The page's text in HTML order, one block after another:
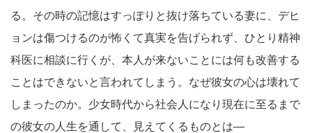
る。その時の記憶はすっぽりと抜け落ちている妻に、デヒ
ョンは傷つけるのが怖くて真実を告げられず、ひとり精神
科医に相談に行くが、本人が来ないことには何も改善する
ことはできないと言われてしまう。なぜ彼女の心は壊れて
しまったのか。少女時代から社会人になり現在に至るまで
の彼女の人生を通して、見えてくるものとは—